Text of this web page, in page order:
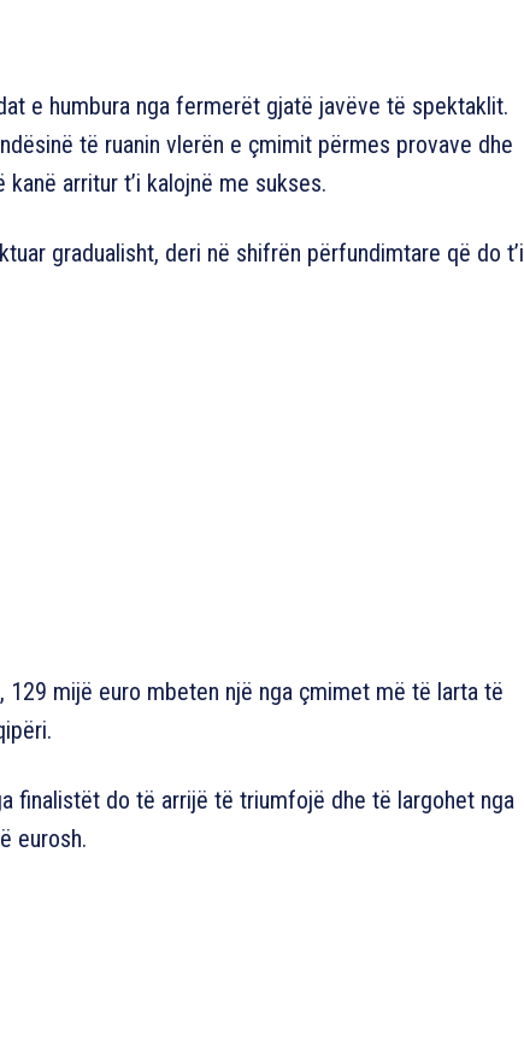
e humbura nga fermerët gjatë javëve të spektaklit.
të ruanin vlerën e çmimit përmes provave dhe
arritur t’i kalojnë me sukses.
gradualisht, deri në shifrën përfundimtare që do t’i
129 mijë euro mbeten një nga çmimet më të larta të
finalistët do të arrijë të triumfojë dhe të largohet nga
eurosh.